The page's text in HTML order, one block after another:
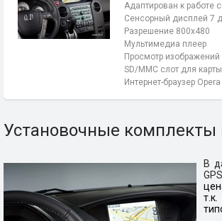
Адаптирован к работе
Сенсорный дисплей 7
Разрешение 800x480
Мультимедиа плеер
Просмотр изображений
SD/MMC слот для
Интернет-браузер
Установочные
В